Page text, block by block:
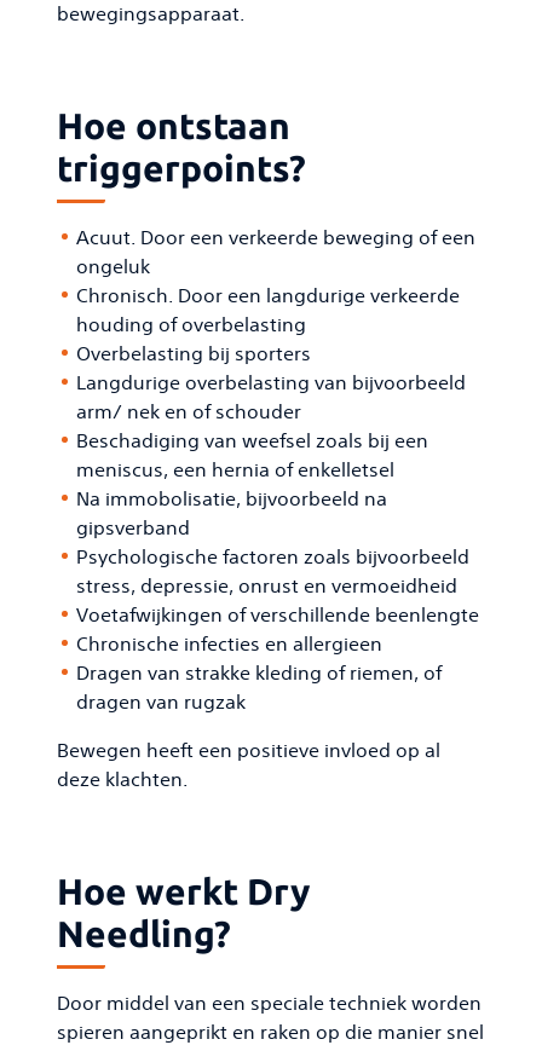
bewegingsapparaat.
Hoe ontstaan
triggerpoints?
Acuut. Door een verkeerde beweging of een
ongeluk
Chronisch. Door een langdurige verkeerde
houding of overbelasting
Overbelasting bij sporters
Langdurige overbelasting van bijvoorbeeld
arm/ nek en of schouder
Beschadiging van weefsel zoals bij een
meniscus, een hernia of enkelletsel
Na immobolisatie, bijvoorbeeld na
gipsverband
Psychologische factoren zoals bijvoorbeeld
stress, depressie, onrust en vermoeidheid
Voetafwijkingen of verschillende beenlengte
Chronische infecties en allergieen
Dragen van strakke kleding of riemen, of
dragen van rugzak
Bewegen heeft een positieve invloed op al
deze klachten.
Hoe werkt Dry
Needling?
Door middel van een speciale techniek worden
spieren aangeprikt en raken op die manier snel